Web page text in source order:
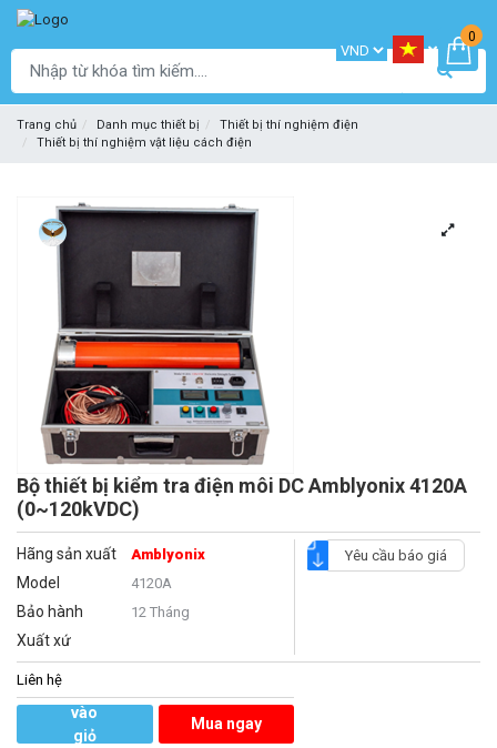
0
Trang chủ Danh mục thiết bị
Thiết bị thí nghiệm điện
Thiết bị thí nghiệm vật liệu cách điện
Bộ thiết bị kiểm tra điện môi DC Amblyonix 4120A
(0~120kVDC)
Hãng sản xuất Amblyonix
Model 4120A
Bảo hành 12 Tháng
Xuất xứ
Yêu cầu báo giá
Liên hệ
vào
giỏ
Mua ngay